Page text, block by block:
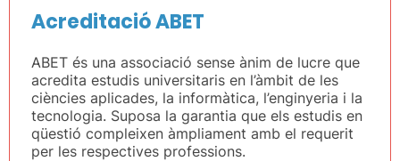
Acreditació ABET
ABET és una associació sense ànim de lucre que
acredita estudis universitaris en l’àmbit de les
ciències aplicades, la informàtica, l’enginyeria i la
tecnologia. Suposa la garantia que els estudis en
qüestió compleixen àmpliament amb el requerit
per les respectives professions.